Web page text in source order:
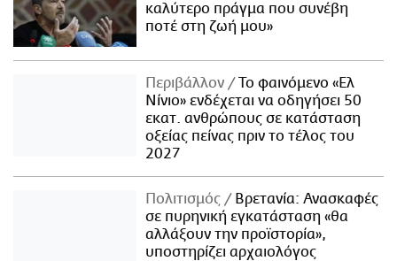
καλύτερο πράγμα που συνέβη
ποτέ στη ζωή μου»
Περιβάλλον
Το φαινόμενο «Ελ
Νίνιο» ενδέχεται να οδηγήσει 50
εκατ. ανθρώπους σε κατάσταση
οξείας πείνας πριν το τέλος του
2027
Πολιτισμός
Βρετανία: Ανασκαφές
σε πυρηνική εγκατάσταση «θα
αλλάξουν την προϊστορία»,
υποστηρίζει αρχαιολόγος